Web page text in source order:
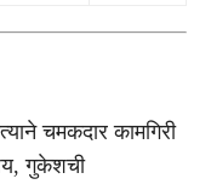
चमकदार कामगिरी
गुकेशची